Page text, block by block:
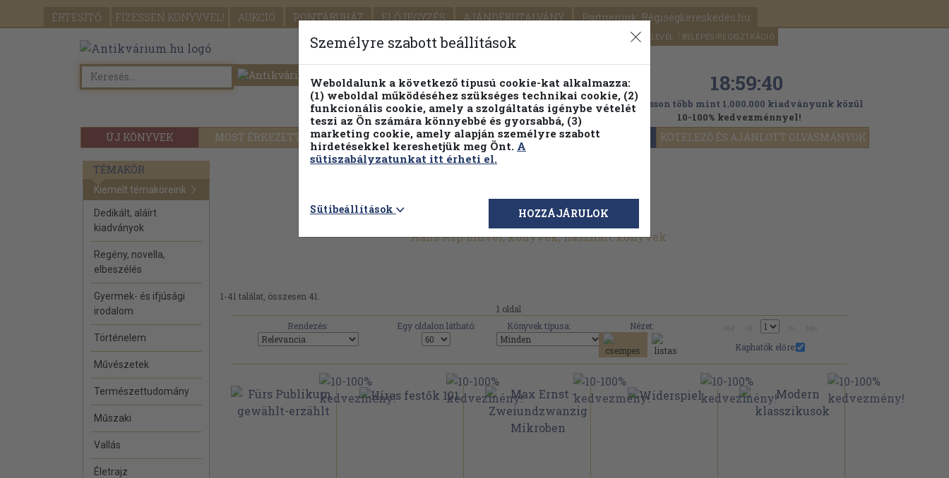
ÉRTESÍTŐ FIZESSEN KÖNYVVEL! AUKCIÓ PONTÁRUHÁZ ELŐJEGYZÉS AJÁNDÉKUTALVÁNY Partnerünk: Régiségkereskedés.hu
SEGÍTSÉG HÍRLEVÉL BELÉPÉS/REGISZTRÁCIÓ
ÚJ KÖNYVEK MOST ÉRKEZETT PILLANATNYI ÁRAINK FENNTARTHATÓ OLVASMÁNYOK KÖTELEZŐ ÉS AJÁNLOTT OLVASMÁNYOK
Részletes kereső Témaköri fa 18:59:39
Válogasson több mint 1.000.000 kiadványunk közül
10-100% kedvezménnyel!
TÉMAKÖR
Kiemelt témaköreink
Dedikált, aláírt
kiadványok
Regény, novella,
elbeszélés
Gyermek- és ifjúsági
irodalom
Történelem
Művészetek
Természettudomány
Műszaki
Vallás
Életrajz
Hans Arp művei, könyvek, használt könyvek
1-41 találat, összesen 41.
1 oldal
Rendezés:
Egy oldalon látható: Könyvek típusa:
Nézet:
Kaphatók előre:
Személyre szabott beállítások
Weboldalunk a következő típusú cookie-kat alkalmazza:
(1) weboldal működéséhez szükséges technikai cookie, (2)
funkcionális cookie, amely a szolgáltatás igénybe vételét
teszi az Ön számára könnyebbé és gyorsabbá, (3)
marketing cookie, amely alapján személyre szabott
hirdetésekkel kereshetjük meg Önt. A
sütiszabályzatunkat itt érheti el.
Sütibeállítások HOZZÁJÁRULOK